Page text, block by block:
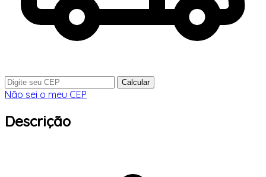
Calcular
Não sei o meu CEP
Descrição